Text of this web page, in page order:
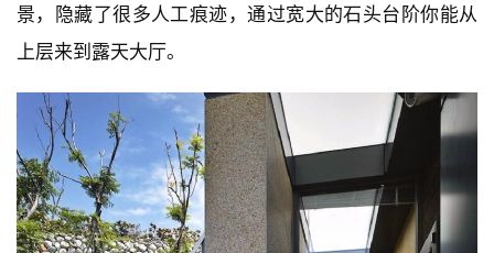
景，隐藏了很多人工痕迹，通过宽大的石头台阶你能从
上层来到露天大厅。